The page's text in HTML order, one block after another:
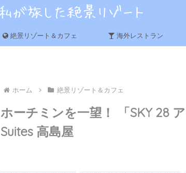
絶景リゾート＆カフェ 海外レストラン
ホーム 絶景リゾート＆カフェ
ホーチミンを一望！ 「SKY 28
Suites 高島屋